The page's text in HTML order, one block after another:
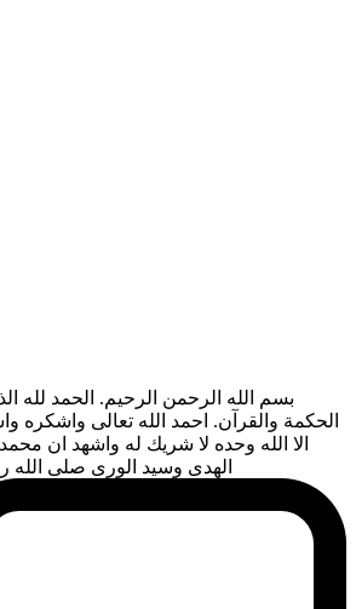
بسم الله الرحمن الرحيم. الحمد لله
الحكمة والقرآن. احمد الله تعالى واشكره
الا الله وحده لا شريك له واشهد ان
الهدى وسيد الورى صلى الله